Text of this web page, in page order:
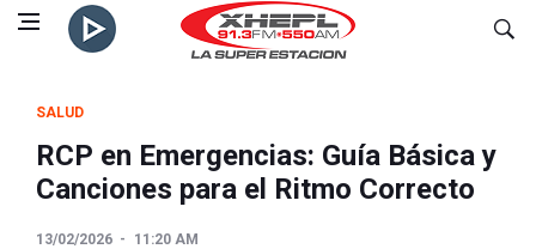
SALUD
RCP en Emergencias: Guía Básica y
Canciones para el Ritmo Correcto
13/02/2026 11:20 AM